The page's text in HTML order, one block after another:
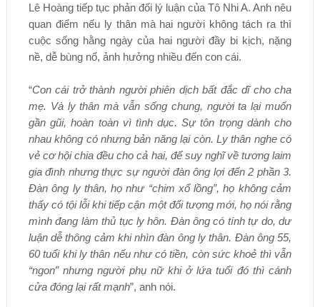
Lê Hoàng tiếp tục phản đối lý luận của Tô Nhi A. Anh nêu
quan điểm nếu ly thân mà hai người không tách ra thì
cuộc sống hằng ngày của hai người đầy bi kịch, nặng
nề, dễ bùng nổ, ảnh hưởng nhiều đến con cái.
“Con cái trở thành người phiên dịch bất đắc dĩ cho cha
mẹ. Và ly thân mà vẫn sống chung, người ta lại muốn
gần gũi, hoàn toàn vì tình dục. Sự tôn trọng dành cho
nhau không có nhưng bản năng lại còn. Ly thân nghe có
vẻ cơ hội chia đều cho cả hai, để suy nghĩ về tương laim
gia đình nhưng thực sự người đàn ông lợi đến 2 phần 3.
Đàn ông ly thân, họ như “chim xổ lồng”, họ không cảm
thấy có tội lỗi khi tiếp cận một đối tượng mới, họ nói rằng
mình đang làm thủ tục ly hôn. Đàn ông có tính tự do, dư
luận dễ thông cảm khi nhìn đàn ông ly thân. Đàn ông 55,
60 tuổi khi ly thân nếu như có tiền, còn sức khoẻ thì vẫn
“ngon” nhưng người phụ nữ khi ở lứa tuổi đó thì cánh
cửa đóng lại rất mạnh”, anh nói.